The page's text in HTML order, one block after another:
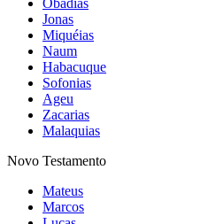
Obadias
Jonas
Miquéias
Naum
Habacuque
Sofonias
Ageu
Zacarias
Malaquias
Novo Testamento
Mateus
Marcos